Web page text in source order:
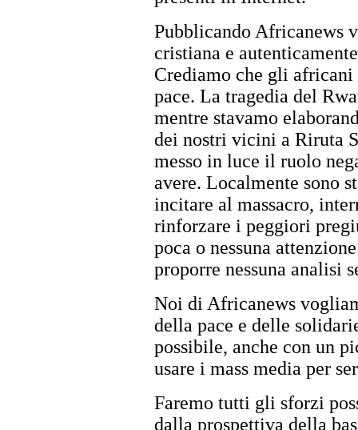
Pubblicando Africanews
cristiana e
Crediamo che gli
pace. La tragedia del
mentre stavamo
dei nostri vicini a Riruta
messo in luce il ruolo
avere. Localmente sono
incitare al massacro,
rinforzare i peggiori
poca o nessuna
proporre nessuna analisi
Noi di Africanews
della pace e delle
possibile, anche con un
usare i mass media per
Faremo tutti gli sforzi
dalla prospettiva della